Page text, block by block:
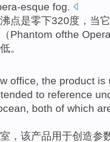
esque fog.
沸点是零下320度 ， 当它
Phantom ofthe
。
office, the product is
to reference
, both of which
， 该产品用于创造参